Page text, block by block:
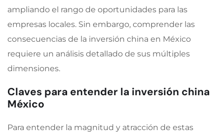
ampliando el rango de oportunidades para las
empresas locales. Sin embargo, comprender las
consecuencias de la inversión china en México
requiere un análisis detallado de sus múltiples
dimensiones.
Claves para entender la inversión china
México
Para entender la magnitud y atracción de estas